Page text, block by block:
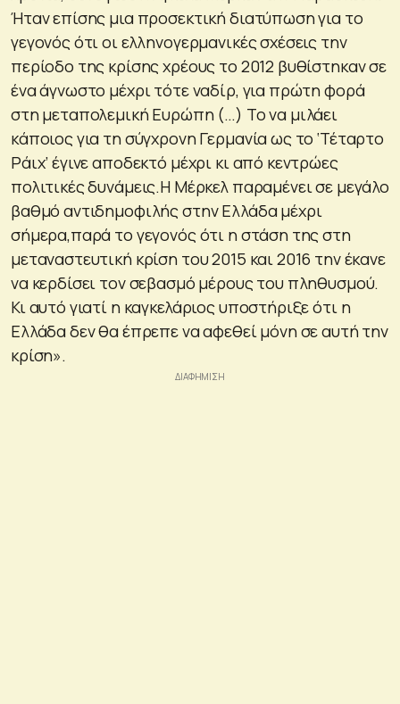
Ήταν επίσης μια προσεκτική διατύπωση για το
γεγονός ότι οι ελληνογερμανικές σχέσεις την
περίοδο της κρίσης χρέους το 2012 βυθίστηκαν σε
ένα άγνωστο μέχρι τότε ναδίρ, για πρώτη φορά
στη μεταπολεμική Ευρώπη (…) Το να μιλάει
κάποιος για τη σύγχρονη Γερμανία ως το ‘Τέταρτο
Ράιχ’ έγινε αποδεκτό μέχρι κι από κεντρώες
πολιτικές δυνάμεις.Η Μέρκελ παραμένει σε μεγάλο
βαθμό αντιδημοφιλής στην Ελλάδα μέχρι
σήμερα,παρά το γεγονός ότι η στάση της στη
μεταναστευτική κρίση του 2015 και 2016 την έκανε
να κερδίσει τον σεβασμό μέρους του πληθυσμού.
Κι αυτό γιατί η καγκελάριος υποστήριξε ότι η
Ελλάδα δεν θα έπρεπε να αφεθεί μόνη σε αυτή την
κρίση».